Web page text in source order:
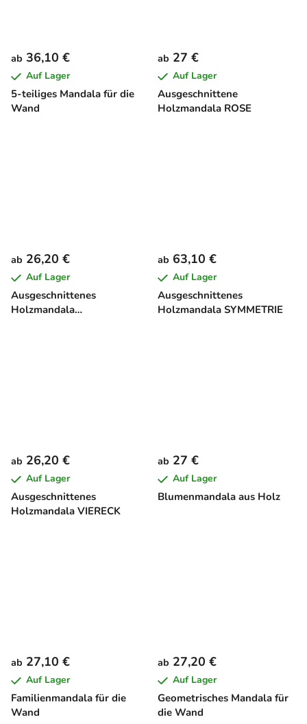
5-teiliges Mandala für die
Wand
ab 36,10 €
Auf Lager
Ausgeschnittene
Holzmandala ROSE
ab 27 €
Auf Lager
Ausgeschnittenes
Holzmandala
ab 26,20 €
Auf Lager
Ausgeschnittenes
Holzmandala SYMMETRIE
ab 63,10 €
Auf Lager
Ausgeschnittenes
Holzmandala VIERECK
ab 26,20 €
Auf Lager
Blumenmandala aus Holz
ab 27 €
Auf Lager
Familienmandala für die
Wand
ab 27,10 €
Auf Lager
Geometrisches Mandala für
die Wand
ab 27,20 €
Auf Lager